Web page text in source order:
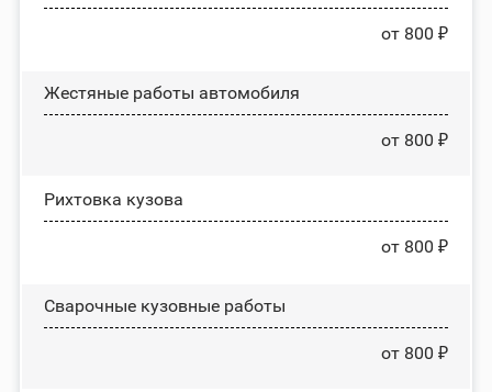
от 800 ₽
Жестяные работы автомобиля
от 800 ₽
Рихтовка кузова
от 800 ₽
Сварочные кузовные работы
от 800 ₽